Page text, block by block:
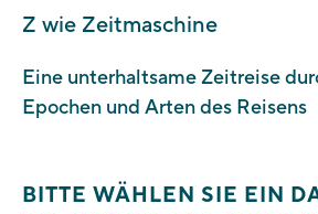
Z wie Zeitmaschine
Eine unterhaltsame Zeitreise
Epochen und Arten des Reisens
BITTE WÄHLEN SIE EIN